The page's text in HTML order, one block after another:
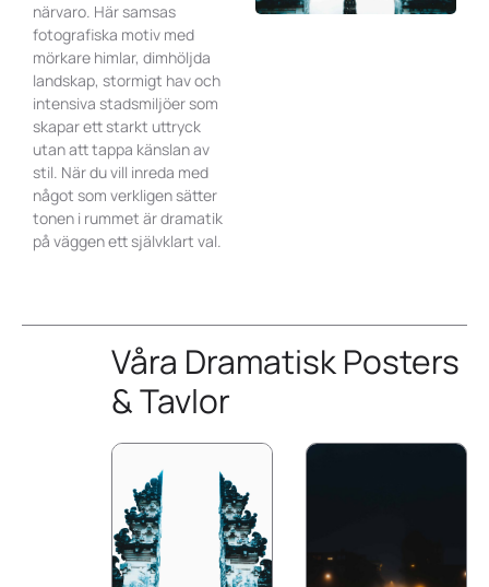
närvaro. Här samsas
fotografiska motiv med
mörkare himlar, dimhöljda
landskap, stormigt hav och
intensiva stadsmiljöer som
skapar ett starkt uttryck
utan att tappa känslan av
stil. När du vill inreda med
något som verkligen sätter
tonen i rummet är dramatik
på väggen ett självklart val.
Våra Dramatisk Posters
& Tavlor